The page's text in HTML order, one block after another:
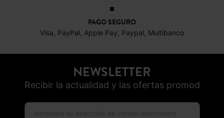
PAGO SEGURO
Visa, PayPal, Apple Pay, Paypal, Multibanco
NEWSLETTER
Recibir la actualidad y las ofertas promod